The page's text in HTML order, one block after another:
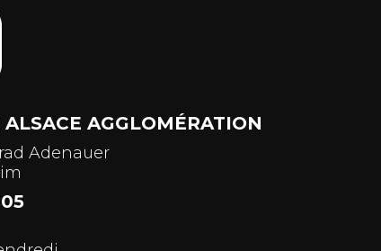
AGGLOMÉRATION
Adenauer